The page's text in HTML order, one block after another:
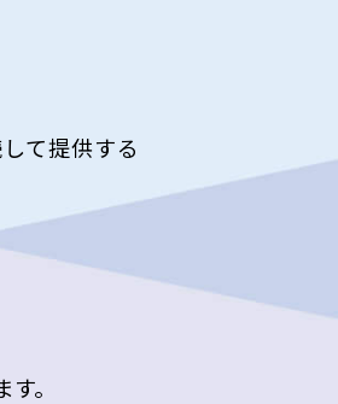
て提供する
。